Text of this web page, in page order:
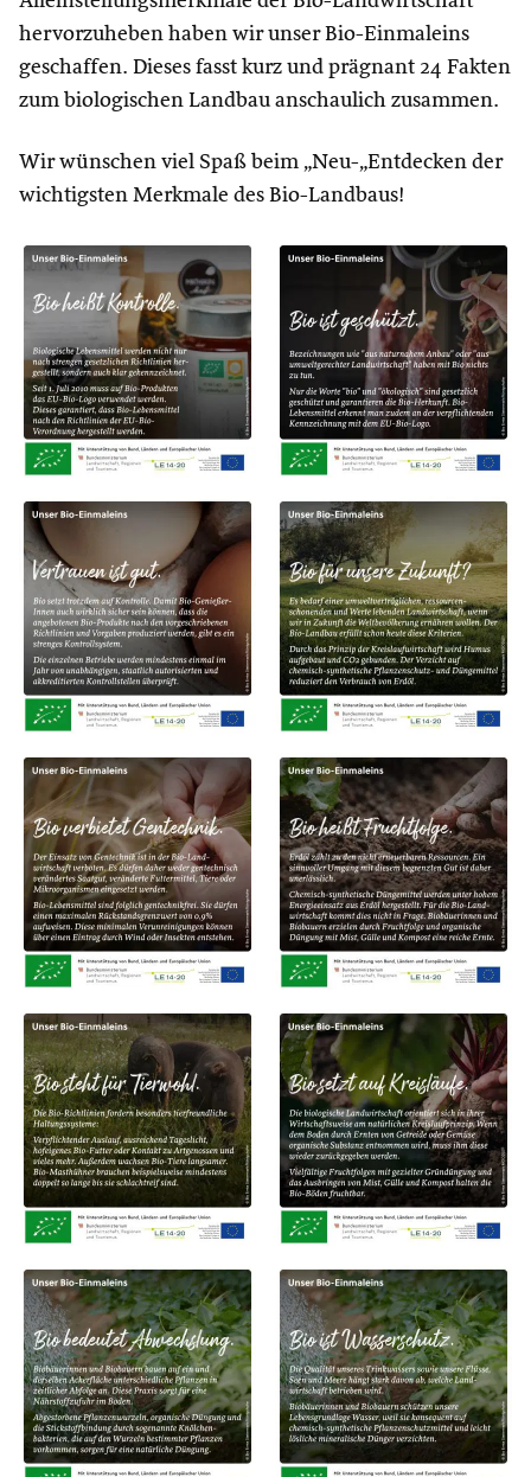
hervorzuheben haben wir unser Bio-Einmaleins
geschaffen. Dieses fasst kurz und prägnant 24 Fakten
zum biologischen Landbau anschaulich zusammen.
Wir wünschen viel Spaß beim „Neu-„Entdecken der
wichtigsten Merkmale des Bio-Landbaus!